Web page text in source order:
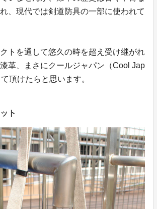
、現代では剣道防具の一部に使われて
トを通して悠久の時を超え受け継がれ
革、まさにクールジャパン（Cool Jap
頂けたらと思います。
ト